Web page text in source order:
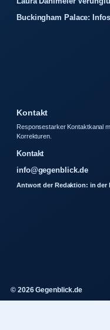
Buckingham Palace:
Kontakt
Responsestarker Kontaktkanal
Korrekturen.
Kontakt
info@gegenblick.de
Antwort der Redaktion: in der
© 2026 Gegenblick.de